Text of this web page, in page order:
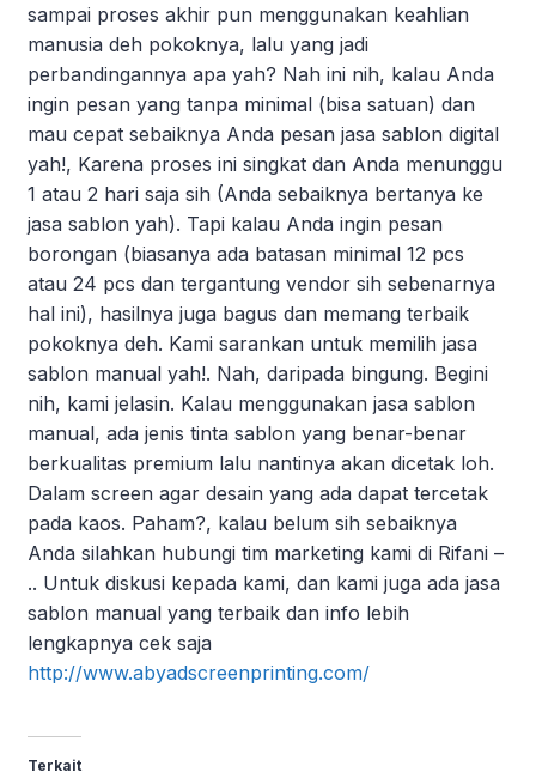
sampai proses akhir pun menggunakan keahlian
manusia deh pokoknya, lalu yang jadi
perbandingannya apa yah? Nah ini nih, kalau Anda
ingin pesan yang tanpa minimal (bisa satuan) dan
mau cepat sebaiknya Anda pesan jasa sablon digital
yah!, Karena proses ini singkat dan Anda menunggu
1 atau 2 hari saja sih (Anda sebaiknya bertanya ke
jasa sablon yah). Tapi kalau Anda ingin pesan
borongan (biasanya ada batasan minimal 12 pcs
atau 24 pcs dan tergantung vendor sih sebenarnya
hal ini), hasilnya juga bagus dan memang terbaik
pokoknya deh. Kami sarankan untuk memilih jasa
sablon manual yah!. Nah, daripada bingung. Begini
nih, kami jelasin. Kalau menggunakan jasa sablon
manual, ada jenis tinta sablon yang benar-benar
berkualitas premium lalu nantinya akan dicetak loh.
Dalam screen agar desain yang ada dapat tercetak
pada kaos. Paham?, kalau belum sih sebaiknya
Anda silahkan hubungi tim marketing kami di Rifani –
.. Untuk diskusi kepada kami, dan kami juga ada jasa
sablon manual yang terbaik dan info lebih
lengkapnya cek saja
http://www.abyadscreenprinting.com/
Terkait